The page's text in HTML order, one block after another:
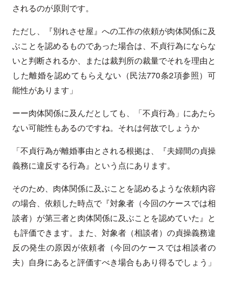
されるのが原則です。
ただし、『別れさせ屋』への工作の依頼が肉体関係に及
ぶことを認めるものであった場合は、不貞行為にならな
いと判断されるか、または裁判所の裁量でそれを理由と
した離婚を認めてもらえない（民法770条2項参照）可
能性があります」
ーー肉体関係に及んだとしても、「不貞行為」にあたら
ない可能性もあるのですね。それは何故でしょうか
「不貞行為が離婚事由とされる根拠は、『夫婦間の貞操
義務に違反する行為』という点にあります。
そのため、肉体関係に及ぶことを認めるような依頼内容
の場合、依頼した時点で『対象者（今回のケースでは相
談者）が第三者と肉体関係に及ぶことを認めていた』と
も評価できます。また、対象者（相談者）の貞操義務違
反の発生の原因が依頼者（今回のケースでは相談者の
夫）自身にあると評価すべき場合もあり得るでしょう」